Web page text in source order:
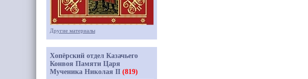
Другие материалы
Хопёрский отдел Казачьего
Конвоя Памяти Царя
Мученика Николая II (819)